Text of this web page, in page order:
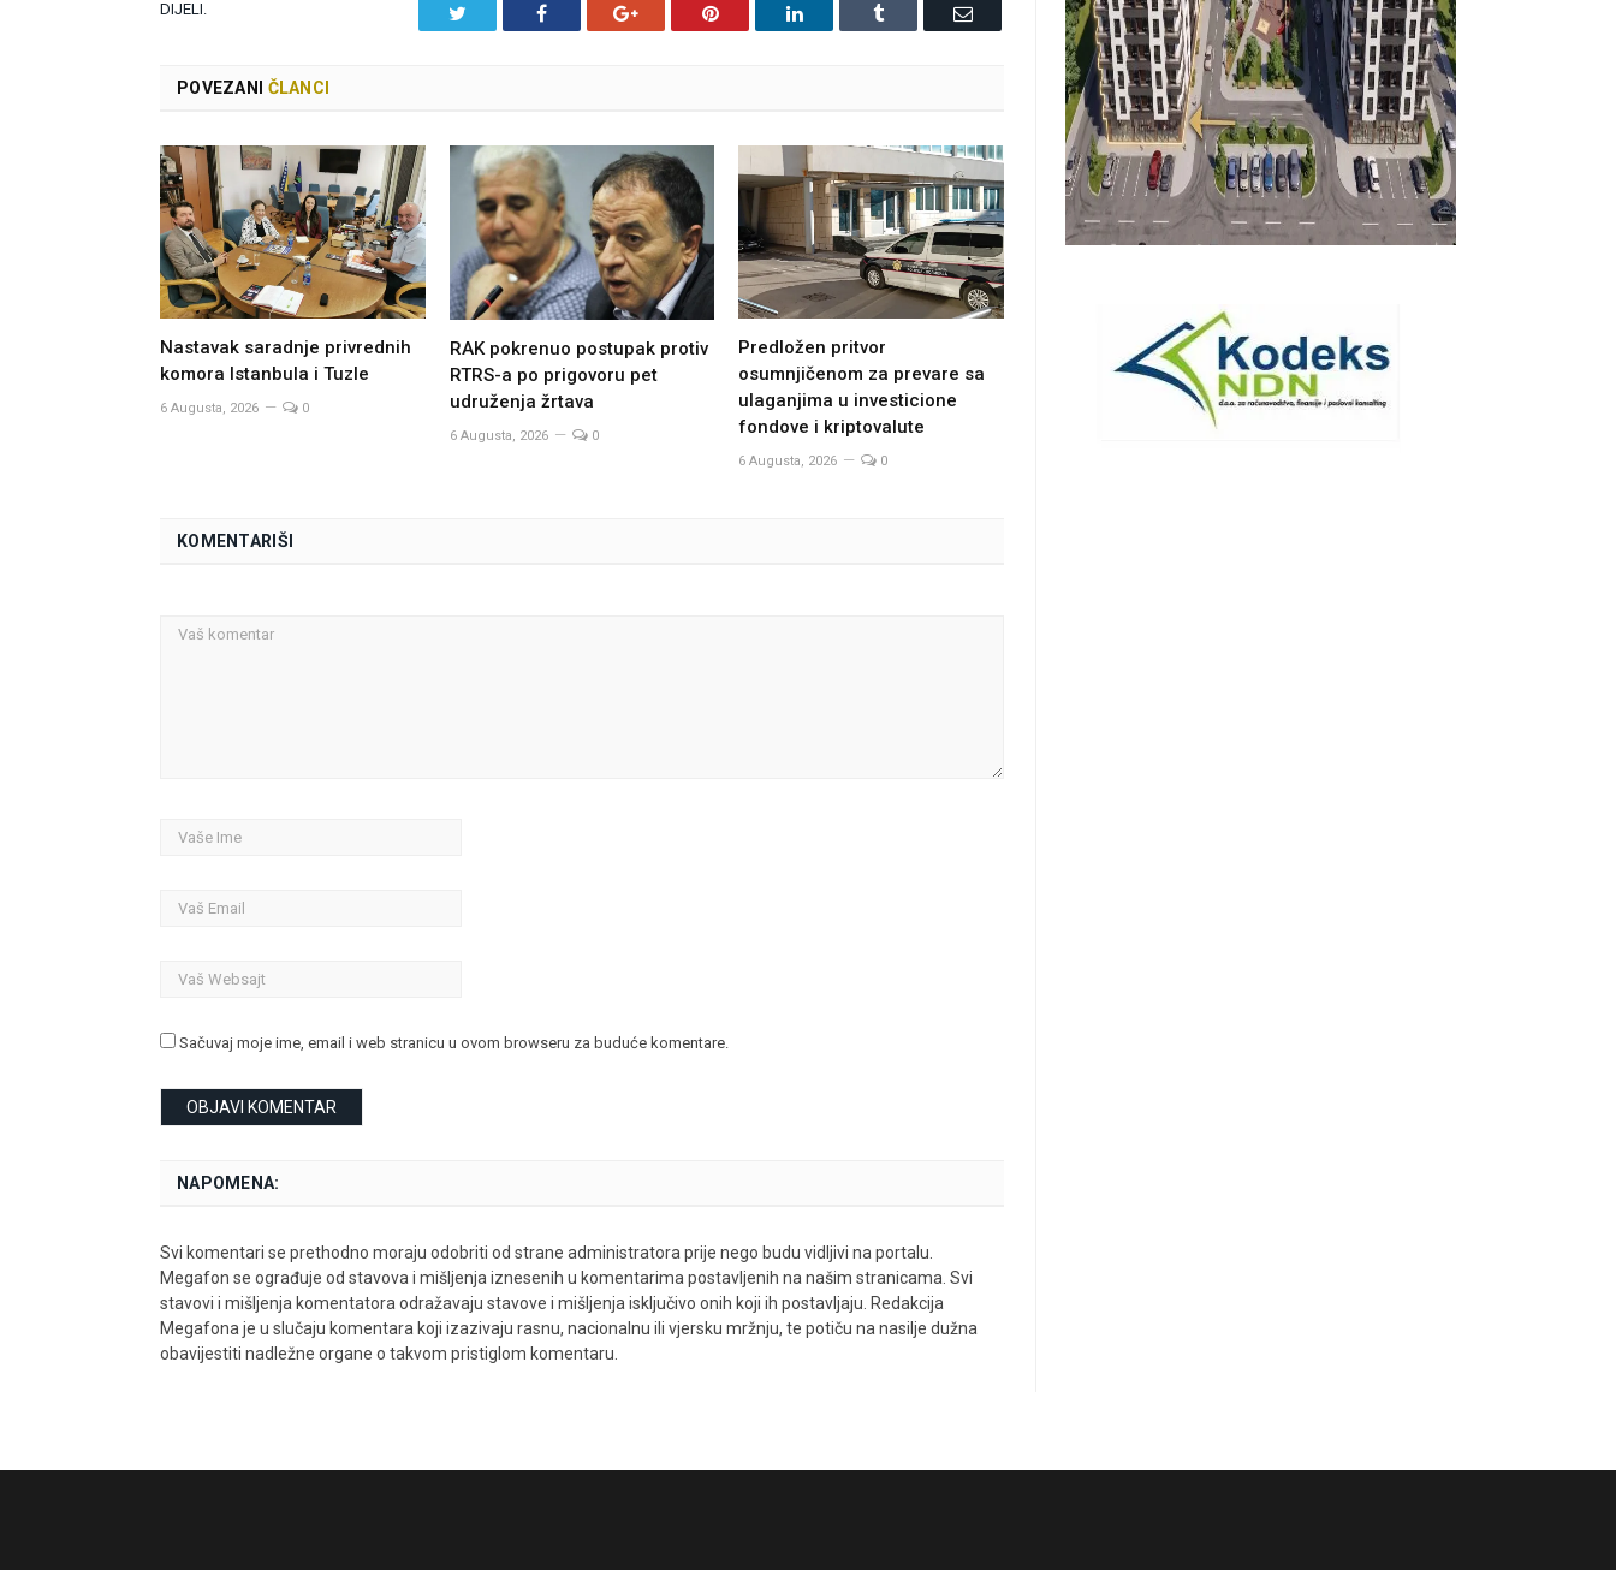
DIJELI. Facebook Google+ Pinterest LinkedIn Tumblr Email
POVEZANI ČLANCI
Nastavak saradnje privrednih
komora Istanbula i Tuzle
6 Augusta, 2026 0
RAK pokrenuo postupak protiv
RTRS-a po prigovoru pet
udruženja žrtava
6 Augusta, 2026 0
Predložen pritvor
osumnjičenom za prevare sa
ulaganjima u investicione
fondove i kriptovalute
6 Augusta, 2026 0
KOMENTARIŠI
Sačuvaj moje ime, email i web stranicu u ovom browseru za buduće komentare.
NAPOMENA:
Svi komentari se prethodno moraju odobriti od strane administratora prije nego budu vidljivi na portalu.
Megafon se ograđuje od stavova i mišljenja iznesenih u komentarima postavljenih na našim stranicama. Svi
stavovi i mišljenja komentatora odražavaju stavove i mišljenja isključivo onih koji ih postavljaju. Redakcija
Megafona je u slučaju komentara koji izazivaju rasnu, nacionalnu ili vjersku mržnju, te potiču na nasilje dužna
obavijestiti nadležne organe o takvom pristiglom komentaru.